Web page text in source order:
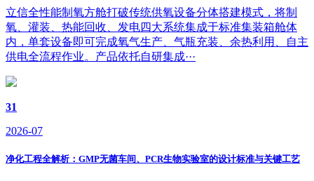
立信全性能制氧方舱打破传统供氧设备分体搭建模式，将制
氧、灌装、热能回收、发电四大系统集成于标准集装箱舱体
内，单套设备即可完成氧气生产、气瓶充装、余热利用、自主
供电全流程作业。产品依托自研集成···
31
2026-07
净化工程全解析：GMP无菌车间、PCR生物实验室的设计标准与关键工艺